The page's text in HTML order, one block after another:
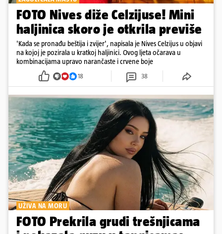
FOTO Nives diže Celzijuse! Mini
haljinica skoro je otkrila previše
'Kada se pronađu beštija i zvijer', napisala je Nives Celzijus u objavi
na kojoj je pozirala u kratkoj haljinici. Ovog ljeta očarava u
kombinacijama upravo narančaste i crvene boje
18 38
UŽIVA NA MORU
FOTO Prekrila grudi trešnjicama